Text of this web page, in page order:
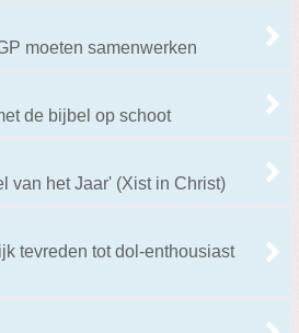
moeten samenwerken
de bijbel op schoot
van het Jaar' (Xist in Christ)
tevreden tot dol-enthousiast